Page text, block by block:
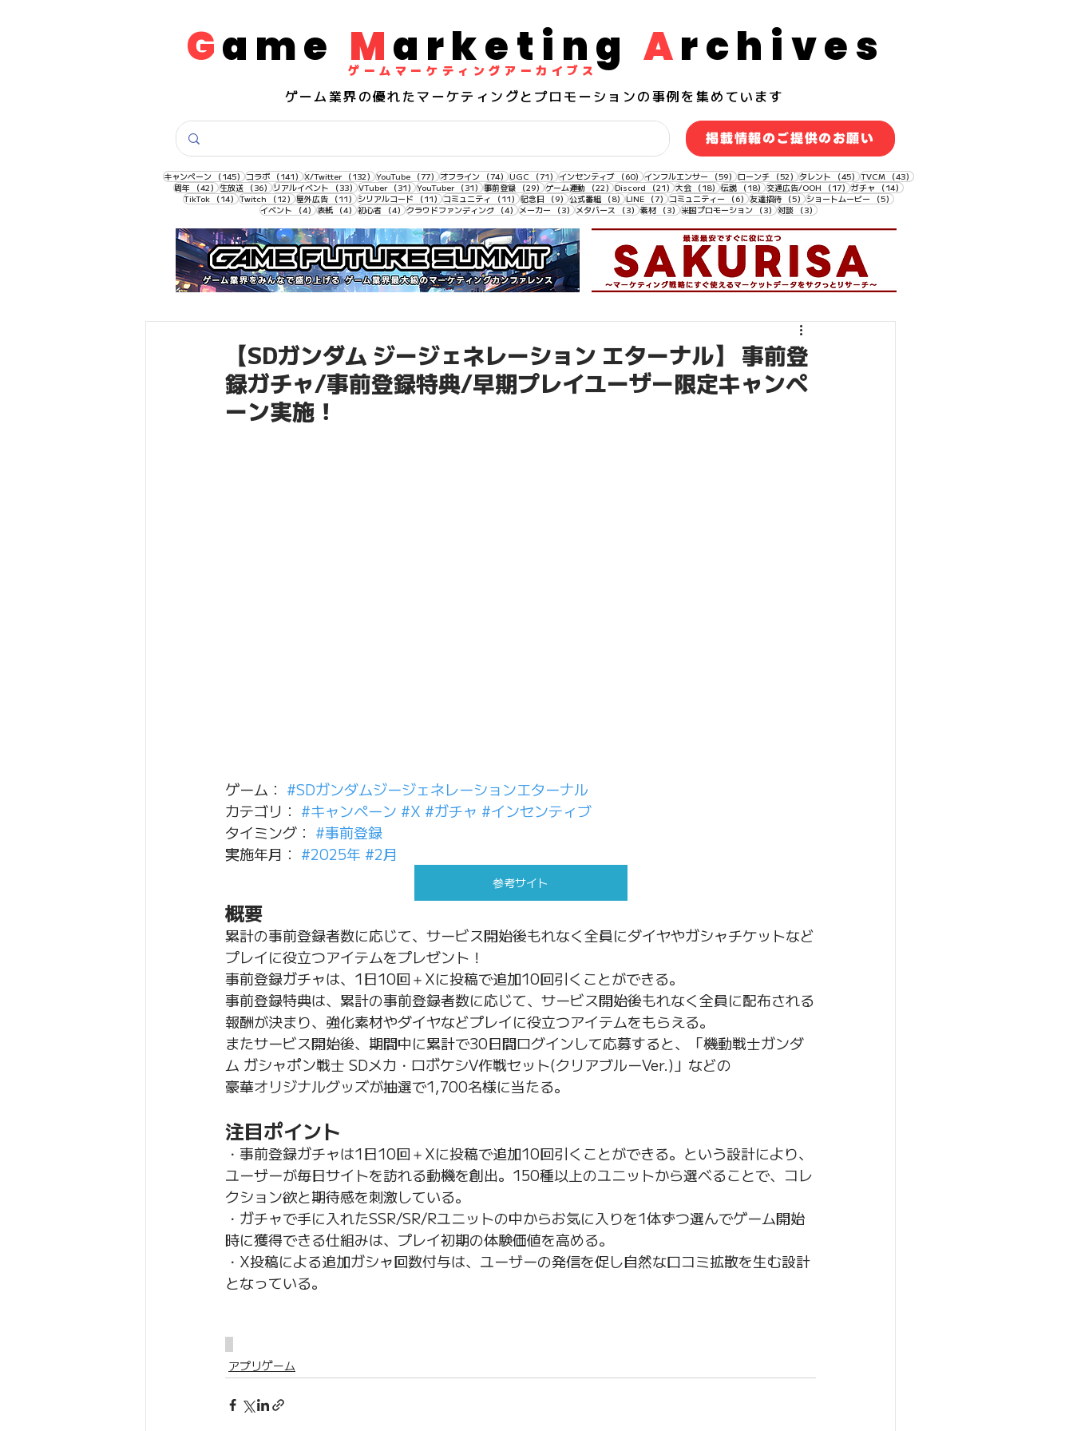
Game Marketing Archives
​ゲームマーケティングアーカイブス
​ゲーム業界の優れたマーケティングとプロモーションの事例を集めています
掲載情報のご提供のお願い
キャンペーン （145）145件の記事
コラボ （141）141件の記事
X/Twitter （132）132件の記事
YouTube （77）77件の記事
オフライン （74）74件の記事
UGC （71）71件の記事
インセンティブ （60）60件の記事
インフルエンサー （59）59件の記事
ローンチ （52）52件の記事
タレント （45）45件の記事
TVCM （43）43件の記事
周年
（42）42件の記事
生放送 （36）36件の記事
リアルイベント （33）33件の記事
VTuber （31）31件の記事
YouTuber （31）31件の記事
事前登録 （29）29件の記事
ゲーム連動 （22）22件の記事
Discord （21）21件の記事
大会 （18）18件の記事
伝説 （18）18件の記事
交通広告/OOH （17）17件の記事
ガチャ （14）14件の記事
TikTok （14）14件の記事
Twitch （12）12件の記事
屋外広告 （11）11件の記事
シリアルコード （11）11件の記事
コミュニティ （11）11件の記事
記念日 （9）9件の記事
公式番組 （8）8件の記事
LINE （7）7件の記事
コミュニティー （6）6件の記事
友達招待 （5）5件の記事
ショートムービー （5）5件の記事
イベント
（4）4件の記事
表紙 （4）4件の記事
初心者 （4）4件の記事
クラウドファンディング （4）4件の記事
メーカー （3）3件の記事
メタバース （3）3件の記事
素材 （3）3件の記事
米国プロモーション （3）3件の記事
対談 （3）3件の記事
【SDガンダム ジージェネレーション エターナル】 事前登
録ガチャ/事前登録特典/早期プレイユーザー限定キャンペ
ーン実施！
ゲーム： #SDガンダムジージェネレーションエターナル
カテゴリ： #キャンペーン #X #ガチャ #インセンティブ
タイミング： #事前登録
実施年月： #2025年 #2月
参考サイト
概要
累計の事前登録者数に応じて、サービス開始後もれなく全員にダイヤやガシャチケットなど
プレイに役立つアイテムをプレゼント！
事前登録ガチャは、1日10回＋Xに投稿で追加10回引くことができる。
事前登録特典は、累計の事前登録者数に応じて、サービス開始後もれなく全員に配布される
報酬が決まり、強化素材やダイヤなどプレイに役立つアイテムをもらえる。
またサービス開始後、期間中に累計で30日間ログインして応募すると、「機動戦士ガンダ
ム ガシャポン戦士 SDメカ・ロボケシV作戦セット(クリアブルーVer.)」などの
豪華オリジナルグッズが抽選で1,700名様に当たる。
注目ポイント
・事前登録ガチャは1日10回＋Xに投稿で追加10回引くことができる。という設計により、
ユーザーが毎日サイトを訪れる動機を創出。150種以上のユニットから選べることで、コレ
クション欲と期待感を刺激している。
・ガチャで手に入れたSSR/SR/Rユニットの中からお気に入りを1体ずつ選んでゲーム開始
時に獲得できる仕組みは、プレイ初期の体験価値を高める。
・X投稿による追加ガシャ回数付与は、ユーザーの発信を促し自然な口コミ拡散を生む設計
となっている。
アプリゲーム